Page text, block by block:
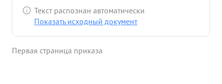
сбил лично самолета противника: 26.7.41 г
самолет противника "МЕ-109" и 29.7.41 г. самолет
сбитых самолетов противника подтверждено
Текст распознан автоматически
Показать исходный документ
Первая страница приказа